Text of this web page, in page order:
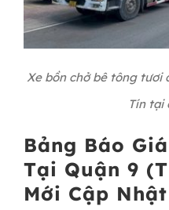
Xe bồn chở bê tông tươi
Tín tại
Bảng Báo
Tại Quận 9
Mới Cập Nhật